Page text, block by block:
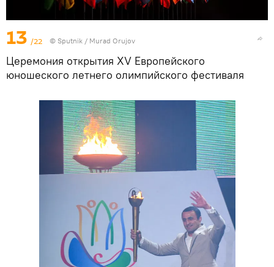
13 /22 © Sputnik / Murad Orujov
Церемония открытия XV Европейского
юношеского летнего олимпийского фестиваля